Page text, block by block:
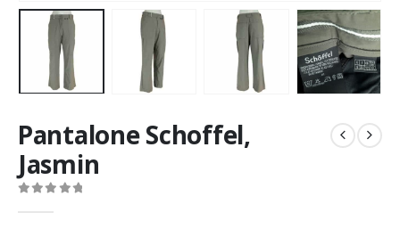
Pantalone Schoffel,
Jasmin